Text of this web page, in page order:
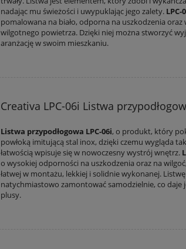
nadając mu świeżości i uwypuklając jego zalety. LPC-
pomalowana na biało, odporna na uszkodzenia oraz
wilgotnego powietrza. Dzięki niej można stworzyć
aranżację w swoim mieszkaniu.
Creativa LPC-06i Listwa
Listwa przypodłogowa LPC-06i, o produkt, który
powłoką imitującą stal inox, dzięki czemu wygląda
łatwością wpisuje się w nowoczesny wystrój wnętrz.
o wysokiej odporności na uszkodzenia oraz na
łatwej w montażu, lekkiej i solidnie wykonanej.
natychmiastowo zamontować samodzielnie, co daje
plusy.